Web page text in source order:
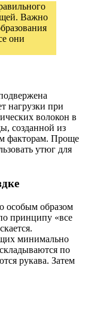
Важно
они
нагрузки при
волокон в
созданной из
факторам. Проще
утюг для
особым образом
принципу «все
минимально
по
рукава. Затем